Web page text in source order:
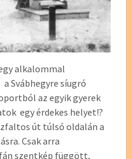
alkalommal
Svábhegyre síugró
az egyik gyerek
egy érdekes helyet!?
út túlsó oldalán a
Csak arra
szentkép függött,